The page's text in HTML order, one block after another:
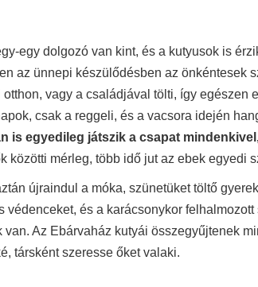
egy dolgozó van kint, és a kutyusok is
az ünnepi készülődésben az önkéntesek
vagy a családjával tölti, így egészen
csak a reggeli, és a vacsora idején
is egyedileg játszik a csapat
közötti mérleg, több idő jut az ebek egyedi
újraindul a móka, szünetüket töltő
védenceket, és a karácsonykor
van. Az Ebárvaház kutyái összegyűjtenek
társként szeresse őket valaki.